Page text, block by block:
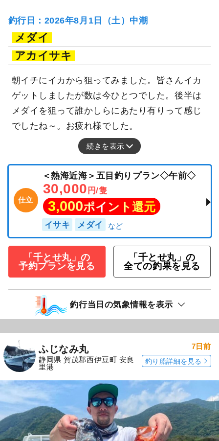
釣行日：2026年8月1日（土）中潮
メダイ
アカイサキ
朝イチにイカから狙ってみました。皆さんイカ
ゲットしましたが数は今ひとつでした。後半は
メダイを狙って誰かしらにあたり有りって感じ
でしたね～。お疲れ様でした。
続きを表示
仕立
＜熱海近海＞五目釣りプラン◇午前◇
30,000 円/隻
3,000ポイント還元
イサキ メダイ
「千とせ丸」の
予約プランを見る
「千とせ丸」の
全ての釣果を見る
釣行当日の気象情報を表示
ふじなみ丸
静岡県 賀茂郡西伊豆町 安良
里港
7日前
釣り船詳細を見る